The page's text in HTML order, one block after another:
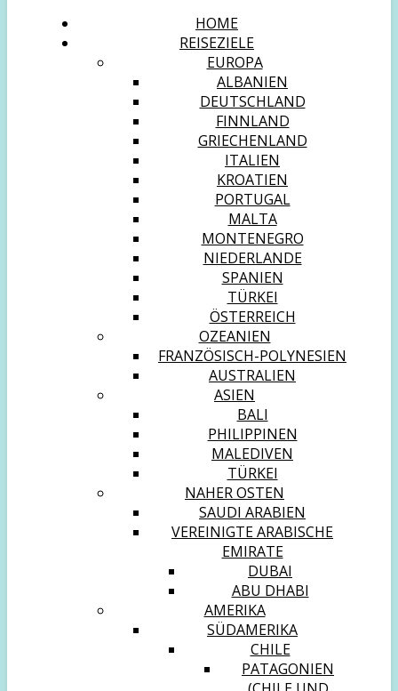
HOME
REISEZIELE
EUROPA
ALBANIEN
DEUTSCHLAND
FINNLAND
GRIECHENLAND
ITALIEN
KROATIEN
PORTUGAL
MALTA
MONTENEGRO
NIEDERLANDE
SPANIEN
TÜRKEI
ÖSTERREICH
OZEANIEN
FRANZÖSISCH-POLYNESIEN
AUSTRALIEN
ASIEN
BALI
PHILIPPINEN
MALEDIVEN
TÜRKEI
NAHER OSTEN
SAUDI ARABIEN
VEREINIGTE ARABISCHE
EMIRATE
DUBAI
ABU DHABI
AMERIKA
SÜDAMERIKA
CHILE
PATAGONIEN